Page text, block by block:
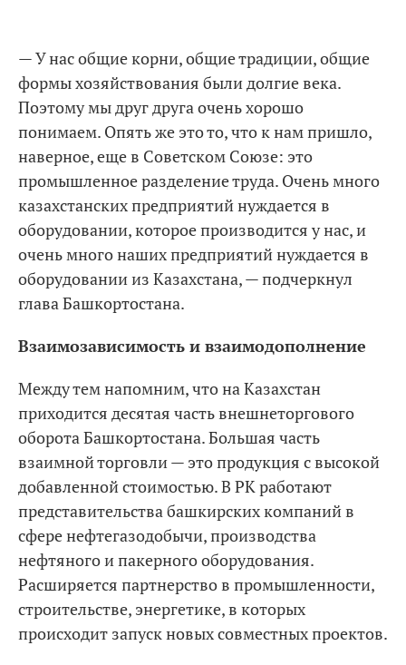
— У нас общие корни, общие традиции, общие
формы хозяйствования были долгие века.
Поэтому мы друг друга очень хорошо
понимаем. Опять же это то, что к нам пришло,
наверное, еще в Советском Союзе: это
промышленное разделение труда. Очень много
казахстанских предприятий нуждается в
оборудовании, которое производится у нас, и
очень много наших предприятий нуждается в
оборудовании из Казахстана, — подчеркнул
глава Башкортостана.
Взаимозависимость и взаимодополнение
Между тем напомним, что на Казахстан
приходится десятая часть внешнеторгового
оборота Башкортостана. Большая часть
взаимной торговли — это продукция с высокой
добавленной стоимостью. В РК работают
представительства башкирских компаний в
сфере нефтегазодобычи, производства
нефтяного и пакерного оборудования.
Расширяется партнерство в промышленности,
строительстве, энергетике, в которых
происходит запуск новых совместных проектов.